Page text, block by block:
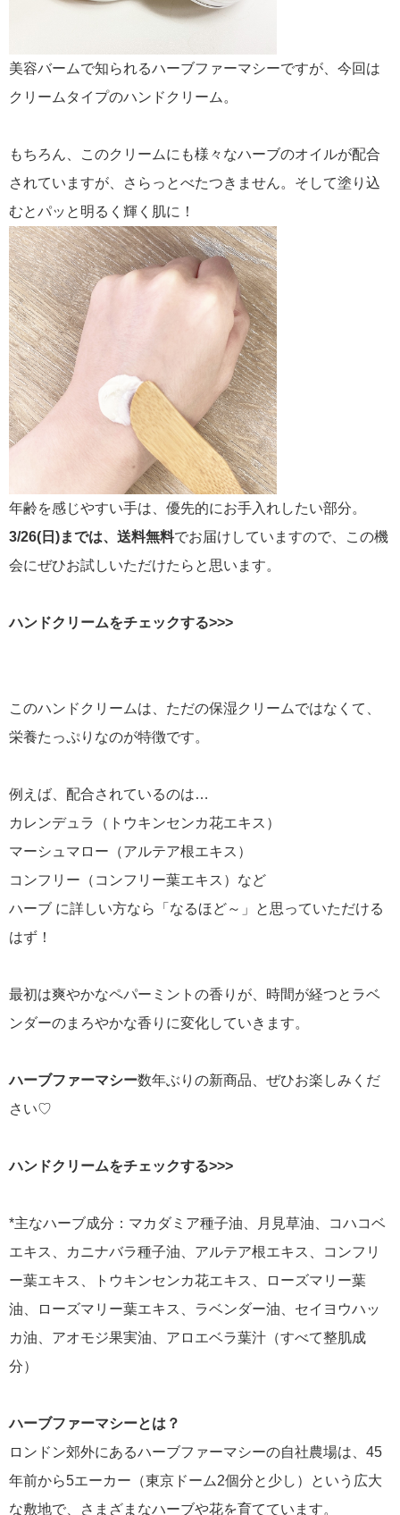
美容バームで知られるハーブファーマシーですが、今回は
クリームタイプのハンドクリーム。
もちろん、このクリームにも様々なハーブのオイルが配合
されていますが、さらっとべたつきません。そして塗り込
むとパッと明るく輝く肌に！
年齢を感じやすい手は、優先的にお手入れしたい部分。
3/26(日)までは、送料無料でお届けしていますので、この機
会にぜひお試しいただけたらと思います。
ハンドクリームをチェックする>>>
このハンドクリームは、ただの保湿クリームではなくて、
栄養たっぷりなのが特徴です。
例えば、配合されているのは…
カレンデュラ（トウキンセンカ花エキス）
マーシュマロー（アルテア根エキス）
コンフリー（コンフリー葉エキス）など
ハーブ に詳しい方なら「なるほど～」と思っていただける
はず！
最初は爽やかなペパーミントの香りが、時間が経つとラベ
ンダーのまろやかな香りに変化していきます。
ハーブファーマシー数年ぶりの新商品、ぜひお楽しみくだ
さい♡
ハンドクリームをチェックする>>>
*主なハーブ成分：マカダミア種子油、月見草油、コハコベ
エキス、カニナバラ種子油、アルテア根エキス、コンフリ
ー葉エキス、トウキンセンカ花エキス、ローズマリー葉
油、ローズマリー葉エキス、ラベンダー油、セイヨウハッ
カ油、アオモジ果実油、アロエベラ葉汁（すべて整肌成
分）
ハーブファーマシーとは？
ロンドン郊外にあるハーブファーマシーの自社農場は、45
年前から5エーカー（東京ドーム2個分と少し）という広大
な敷地で、さまざまなハーブや花を育てています。